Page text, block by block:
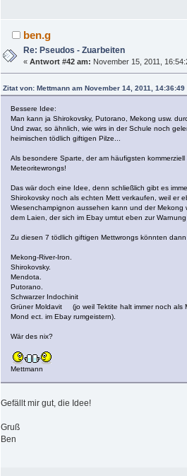
ben.g
Re: Pseudos - Zuarbeiten
«Antwort #42 am: November 15, 2011,
Zitat von: Mettmann am November 14, 2011,
Bessere Idee:
Man kann ja Shirokovsky, Putorano, Mekong usw.
Und zwar, so ähnlich, wie wirs in der Schule noch
heimischen tödlich giftigen Pilze...
Als besondere Sparte, der am häufigsten
Meteoritewrongs!
Das wär doch eine Idee, denn schließlich gibt es
Shirokovsky noch als echten Mett verkaufen, weil er
Wiesenchampignon aussehen kann und der Mekong
dem Laien, der sich im Ebay umtut eben zur
Zu diesen 7 tödlich giftigen Mettwrongs könnten
Mekong-River-Iron.
Shirokovsky.
Mendota.
Putorano.
Schwarzer Indochinit
Grüner Moldavit (jo weil Tektite halt immer noch als
Mond ect. im Ebay rumgeistern).
Wär des nix?
Mettmann
Gefällt mir gut, die Idee!
Gruß
Ben